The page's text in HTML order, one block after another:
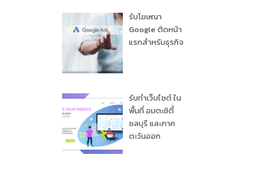
รับโฆษณา
Google ติดหน้า
แรกสำหรับธุรกิจ
รับทำเว็บไซต์ ใน
พื้นที่ อมตะซิตี้
ชลบุรี และภาค
ตะวันออก